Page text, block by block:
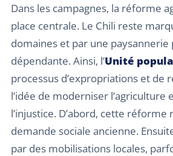
Dans les campagnes, la réforme
place centrale. Le Chili reste
domaines et par une paysannerie
dépendante. Ainsi, l’Unité
processus d’expropriations et de
l’idée de moderniser l’agriculture
l’injustice. D’abord, cette réforme
demande sociale ancienne.
par des mobilisations locales,